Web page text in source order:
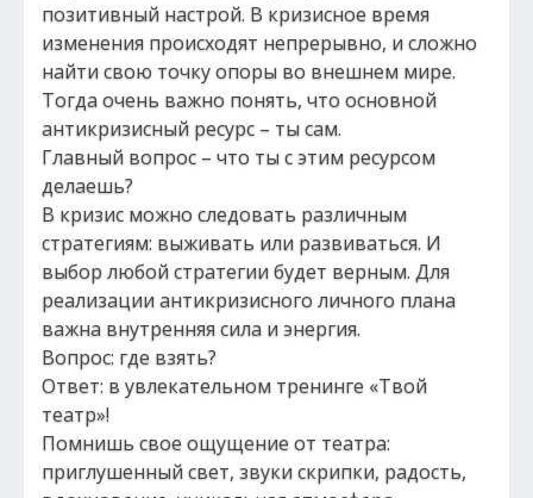
позитивный настрой. В кризисное время
изменения происходят непрерывно, и сложно
найти свою точку опоры во внешнем мире.
Тогда очень важно понять, что основной
антикризисный ресурс – ты сам.
Главный вопрос – что ты с этим ресурсом
делаешь?
В кризис можно следовать различным
стратегиям: выживать или развиваться. И
выбор любой стратегии будет верным. Для
реализации антикризисного личного плана
важна внутренняя сила и энергия.
Вопрос: где взять?
Ответ: в увлекательном тренинге «Твой
театр»!
Помнишь свое ощущение от театра:
приглушенный свет, звуки скрипки, радость,